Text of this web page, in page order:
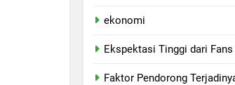
ekonomi
Ekspektasi Tinggi dari
Faktor Pendorong